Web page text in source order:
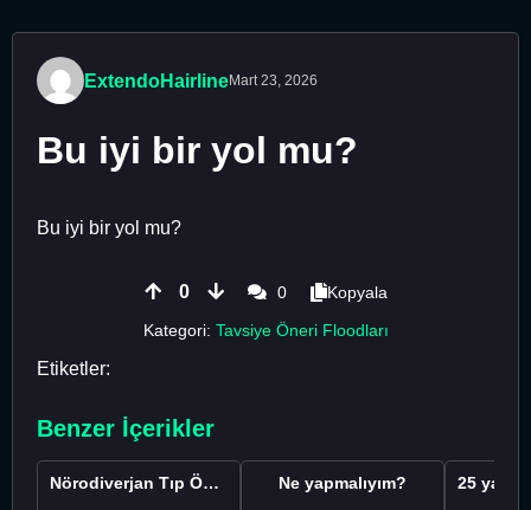
ExtendoHairlineMart 23, 2026
Bu iyi bir yol mu?
Bu iyi bir yol mu?
0 0
Kopyala
Kategori: Tavsiye Öneri Floodları
Etiketler:
Benzer İçerikler
Nörodiverjan Tıp Öğrencisi Yeni Bir Yol Arıyor Ne yapmalıyım?